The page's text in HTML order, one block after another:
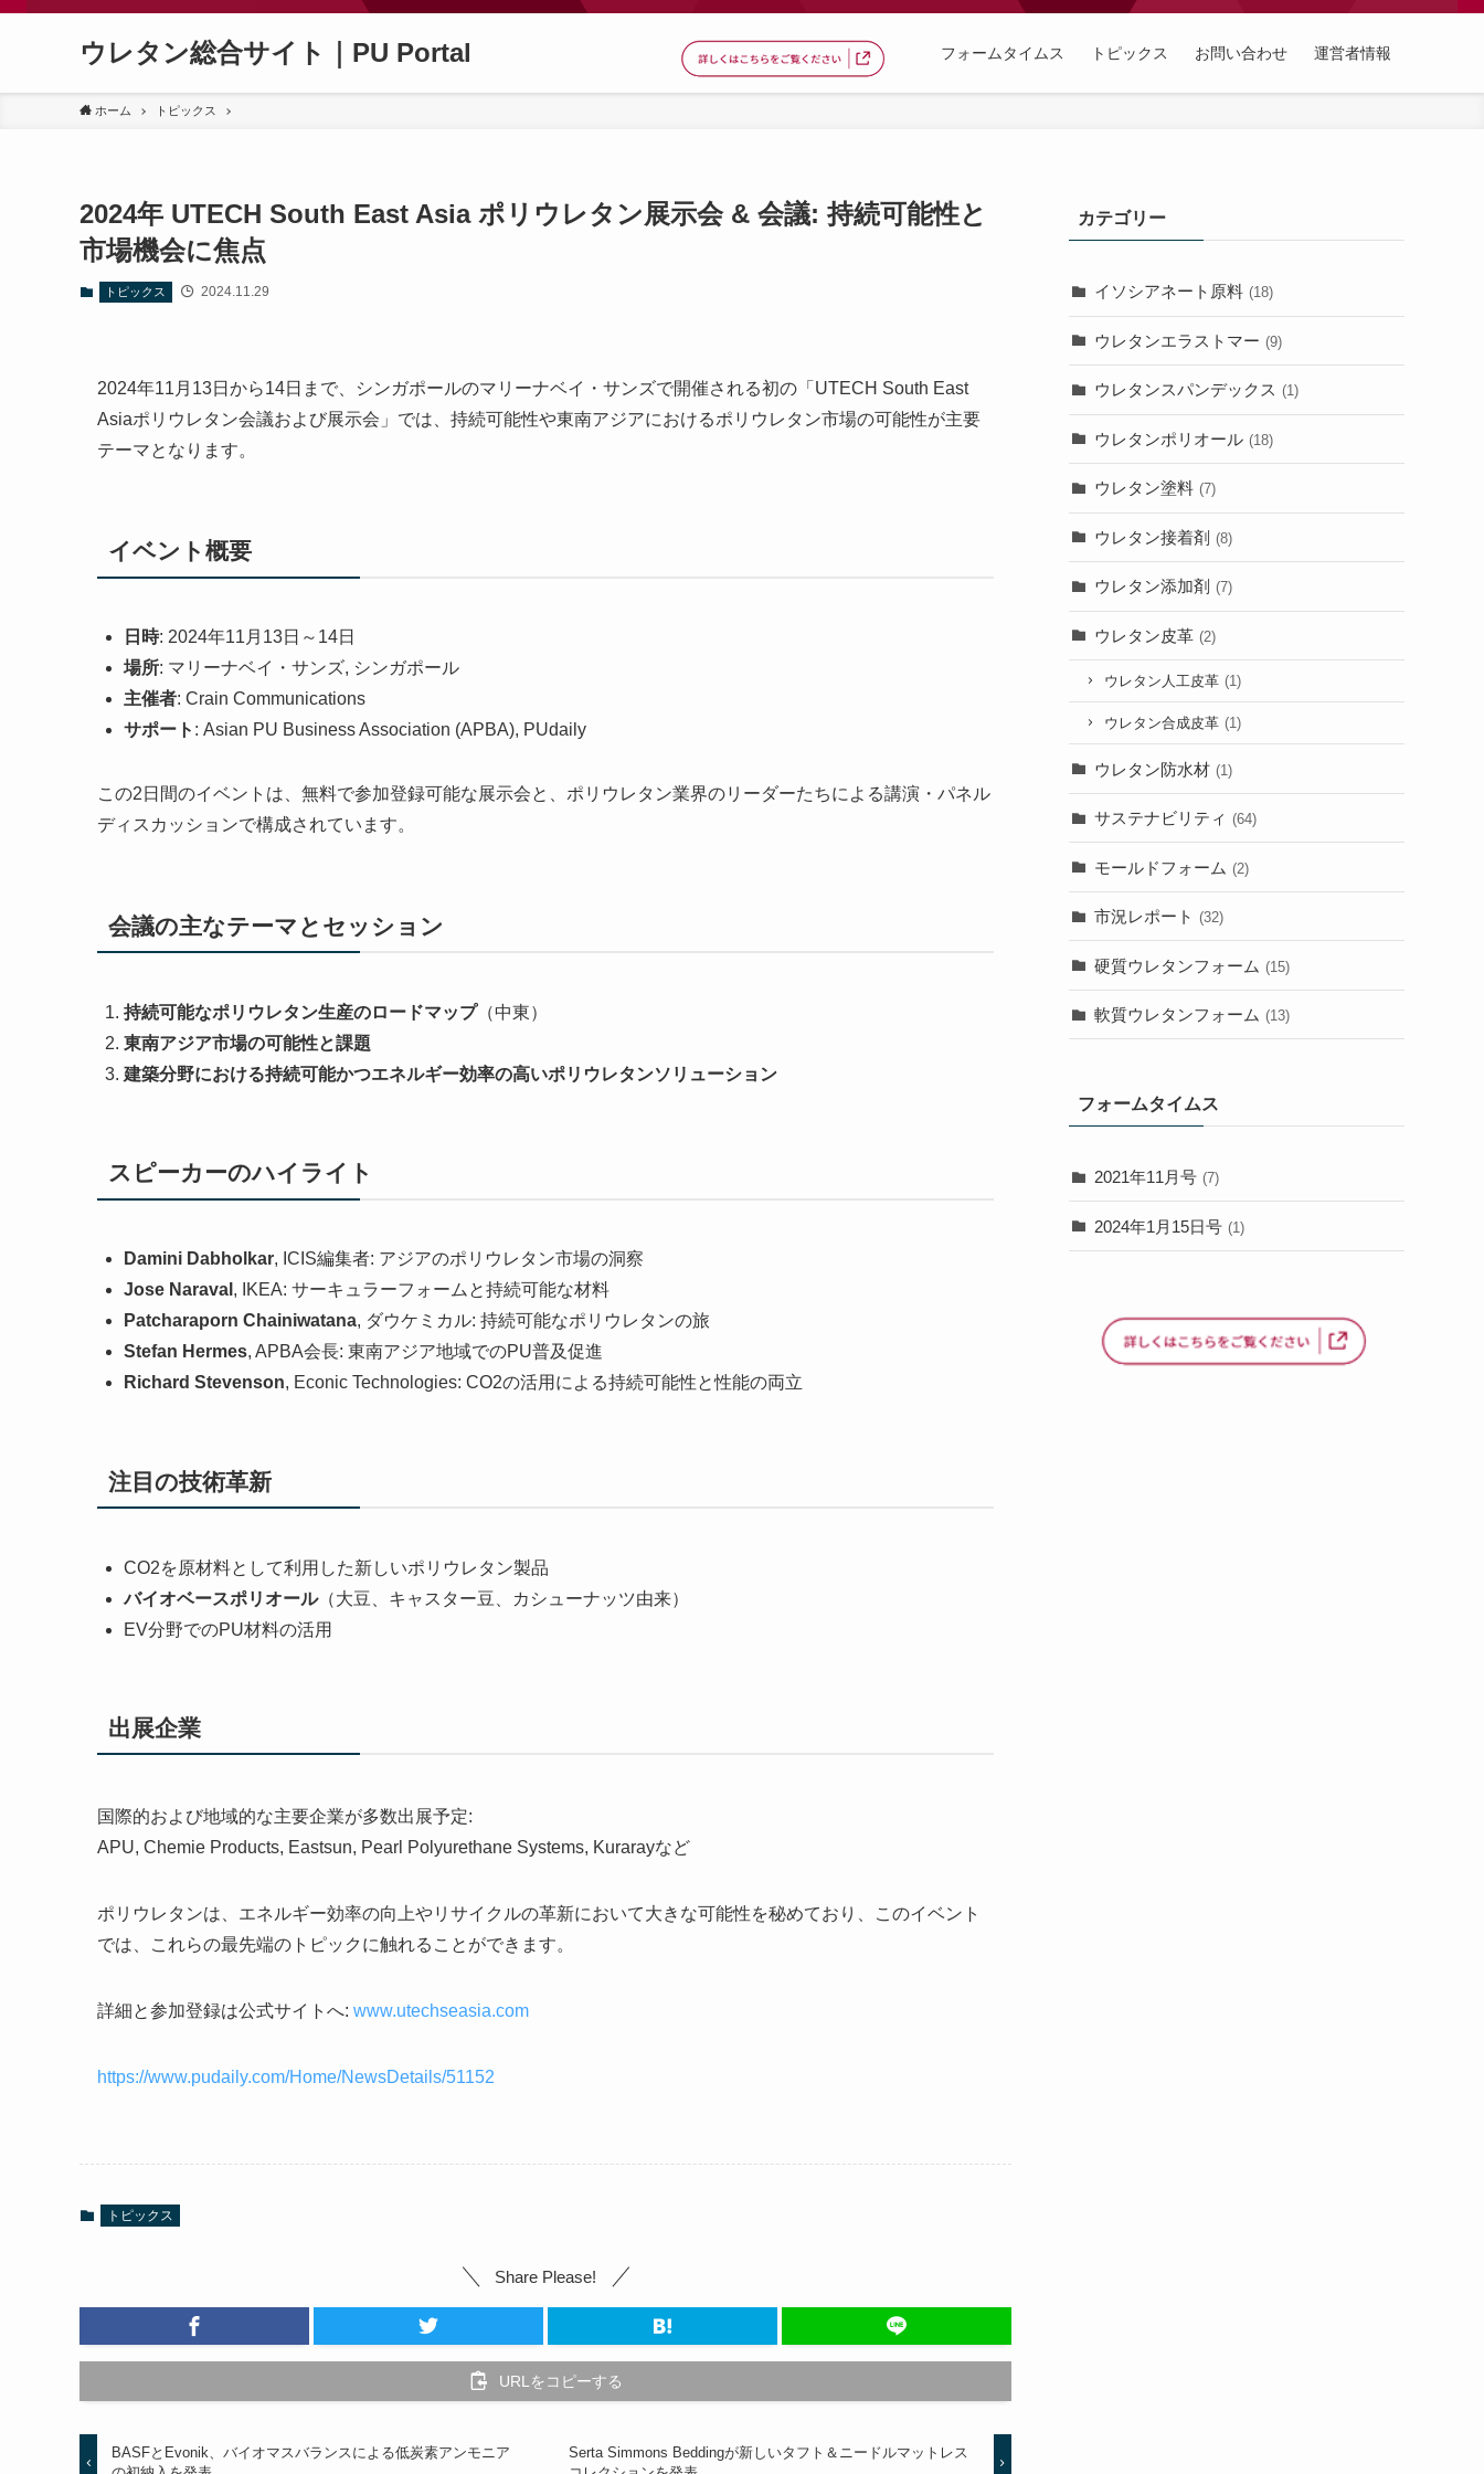
ウレタン総合サイト｜PU Portal フォームタイムス トピックス お問い合わせ 運営者情報
ホーム トピックス
2024年 UTECH South East Asia ポリウレタン展示会 & 会議: 持続可能性と
市場機会に焦点
トピックス 2024.11.29
2024年11月13日から14日まで、シンガポールのマリーナベイ・サンズで開催される初の「UTECH South East
Asiaポリウレタン会議および展示会」では、持続可能性や東南アジアにおけるポリウレタン市場の可能性が主要
テーマとなります。
イベント概要
日時: 2024年11月13日～14日
場所: マリーナベイ・サンズ, シンガポール
主催者: Crain Communications
サポート : Asian PU Business Association (APBA), PUdaily
この2日間のイベントは、無料で参加登録可能な展示会と、ポリウレタン業界のリーダーたちによる講演・パネル
ディスカッションで構成されています。
会議の主なテーマとセッション
持続可能なポリウレタン生産のロードマップ（中東）
東南アジア市場の可能性と課題
建築分野における持続可能かつエネルギー効率の高いポリウレタンソリューション
スピーカーのハイライト
Damini Dabholkar, ICIS編集者: アジアのポリウレタン市場の洞察
Jose Naraval , IKEA: サーキュラーフォームと持続可能な材料
Patcharaporn Chainiwatana, ダウケミカル: 持続可能なポリウレタンの旅
Stefan Hermes, APBA会長: 東南アジア地域でのPU普及促進
Richard Stevenson, Econic Technologies: CO2の活用による持続可能性と性能の両立
注目の技術革新
CO2を原材料として利用した新しいポリウレタン製品
バイオベースポリオール（大豆、キャスター豆、カシューナッツ由来）
EV分野でのPU材料の活用
出展企業
国際的および地域的な主要企業が多数出展予定:
APU, Chemie Products, Eastsun, Pearl Polyurethane Systems, Kurarayなど
ポリウレタンは、エネルギー効率の向上やリサイクルの革新において大きな可能性を秘めており、このイベント
では、これらの最先端のトピックに触れることができます。
詳細と参加登録は公式サイトへ: www.utechseasia.com
https://www.pudaily.com/Home/NewsDetails/51152
トピックス
Share Please!
URLをコピーする
BASFとEvonik、バイオマスバランスによる低炭素アンモニア
Serta Simmons Beddingが新しいタフト＆ニードルマットレス
カテゴリー
イソシアネート原料 (18)
ウレタンエラストマー (9)
ウレタンスパンデックス (1)
ウレタンポリオール (18)
ウレタン塗料 (7)
ウレタン接着剤 (8)
ウレタン添加剤 (7)
ウレタン皮革 (2)
ウレタン人工皮革 (1)
ウレタン合成皮革 (1)
ウレタン防水材 (1)
サステナビリティ (64)
モールドフォーム (2)
市況レポート (32)
硬質ウレタンフォーム (15)
軟質ウレタンフォーム (13)
フォームタイムス
2021年11月号 (7)
2024年1月15日号 (1)